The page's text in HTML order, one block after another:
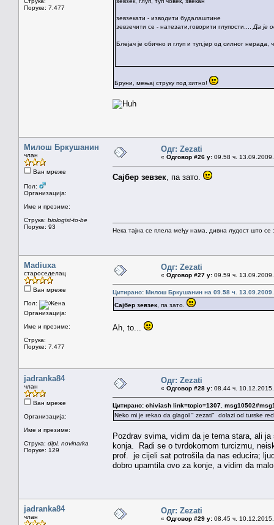
Поруке: 7.477
зевзекати - изводити будалаштине
зевзечити се - натезати,говорити глупости.... Да је
Блејач је обично и глуп и туп,јер од силног нерада,
Бруни, мењај струку под хитно!
Милош Бркушанин
члан
Ван мреже
Пол:
Организација:
Име и презиме:
Струка: biologist-to-be
Поруке: 93
Одг: Zezati
« Одговор #26 у: 09.58 ч.
Сајбер зевзек , па зато.
Нека тајна се плела међу нама, дивна лудост што се
Madiuxa
староседелац
Ван мреже
Пол:
Организација:
Име и презиме:
Струка:
Поруке: 7.477
Одг: Zezati
« Одговор #27 у: 09.59 ч.
Цитирано: Милош Бркушанин на 09.58 ч. 13.09.2009.
Сајбер зевзек , па зато.
Ah, to...
jadranka84
члан
Ван мреже
Организација:
Име и презиме:
Струка: dipl. novinarka
Поруке: 129
Одг: Zezati
« Одговор #28 у: 08.44 ч.
Цитирано: chiviash link=topic=1307.
Neko mi je rekao da glagol " zezati" dolazi od turske
Pozdrav svima, vidim da je tema stara, ali
konja. Radi se o tvrdokornom turcizmu,
prof. je cijeli sat potrošila da nas educira;
dobro upamtila ovo za konje, a vidim da
jadranka84
члан
Одг: Zezati
« Одговор #29 у: 08.45 ч.